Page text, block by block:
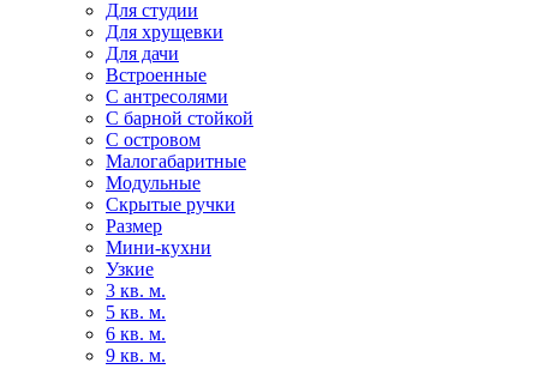
Для студии
Для хрущевки
Для дачи
Встроенные
С антресолями
С барной стойкой
С островом
Малогабаритные
Модульные
Скрытые ручки
Размер
Мини-кухни
Узкие
3 кв. м.
5 кв. м.
6 кв. м.
9 кв. м.